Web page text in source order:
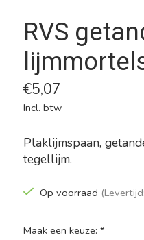
RVS
€5,07
Incl. btw
Plaklijmspaan,
tegellijm.
Op voorraad
Maak een keuze: *